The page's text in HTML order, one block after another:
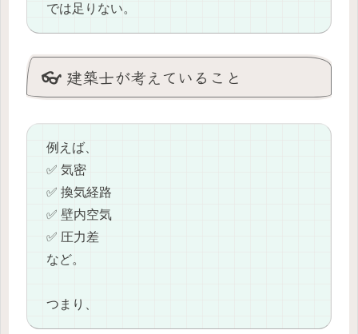
では足りない。
👓 建築士が考えていること
例えば、
✅ 気密
✅ 換気経路
✅ 壁内空気
✅ 圧力差
など。
つまり、